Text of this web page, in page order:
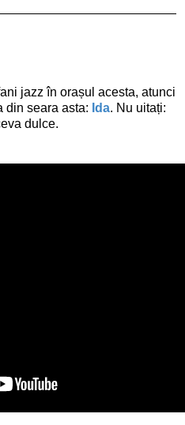
jazz în orașul acesta, atunci
din seara asta: Ida. Nu uitați:
dulce.